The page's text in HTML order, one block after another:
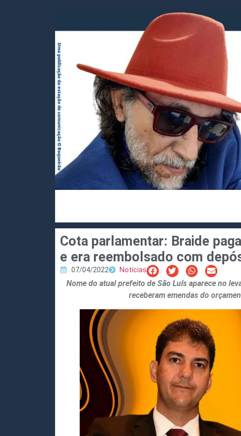
Cota parlamentar: Braide
e era reembolsado com
07/04/2022 Notícias
Nome do atual prefeito de São Luís aparece no
receberam emendas do